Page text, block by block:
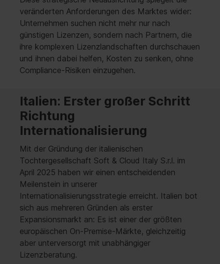
veränderten Anforderungen des Marktes wider:
Unternehmen suchen nicht mehr nur nach
günstigen Lizenzen, sondern nach Partnern, die
ihre komplexen Lizenzlandschaften durchschauen
und ihnen dabei helfen, Kosten zu senken, ohne
Compliance-Risiken einzugehen.
Italien: Erster großer Schritt
Richtung
Internationalisierung
Mit der Gründung der italienischen
Tochtergesellschaft Soft & Cloud Italy S.r.l. im
April 2025 haben wir einen entscheidenden
Meilenstein in unserer
Internationalisierungsstrategie erreicht. Italien bot
sich aus mehreren Gründen als erster
Expansionsmarkt an: Es ist einer der größten
europäischen On-Premise-Märkte, gleichzeitig
aber unterversorgt mit unabhängiger
Lizenzberatung.